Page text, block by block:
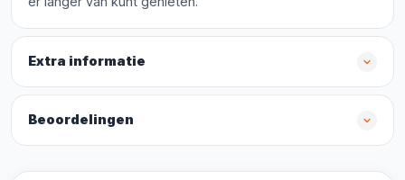
Extra informatie
Beoordelingen